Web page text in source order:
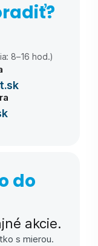
8–16 hod.)
do
akcie.
s mierou.